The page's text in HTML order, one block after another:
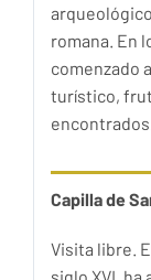
romana. En
comenzado
turístico,
encontrados.
Capilla de
Visita libre.
siglo XVI,